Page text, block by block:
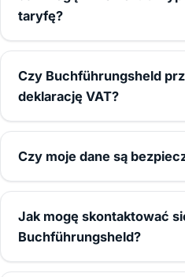
taryfę?
Czy Buchführungsheld
deklarację VAT?
Czy moje dane są
Jak mogę skontaktować
Buchführungsheld?